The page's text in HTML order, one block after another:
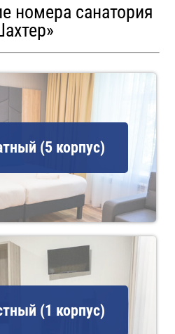
номера санатория
(5 корпус)
(1 корпус)